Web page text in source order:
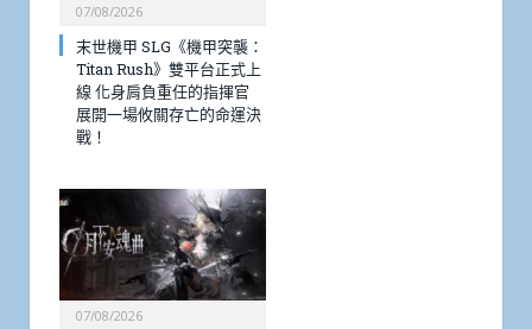
07/08/2026
末世機甲 SLG《機甲突襲：
Titan Rush》雙平台正式上
線 化身肩負重任的指揮官
展開一場攸關存亡的命運決
戰！
07/08/2026